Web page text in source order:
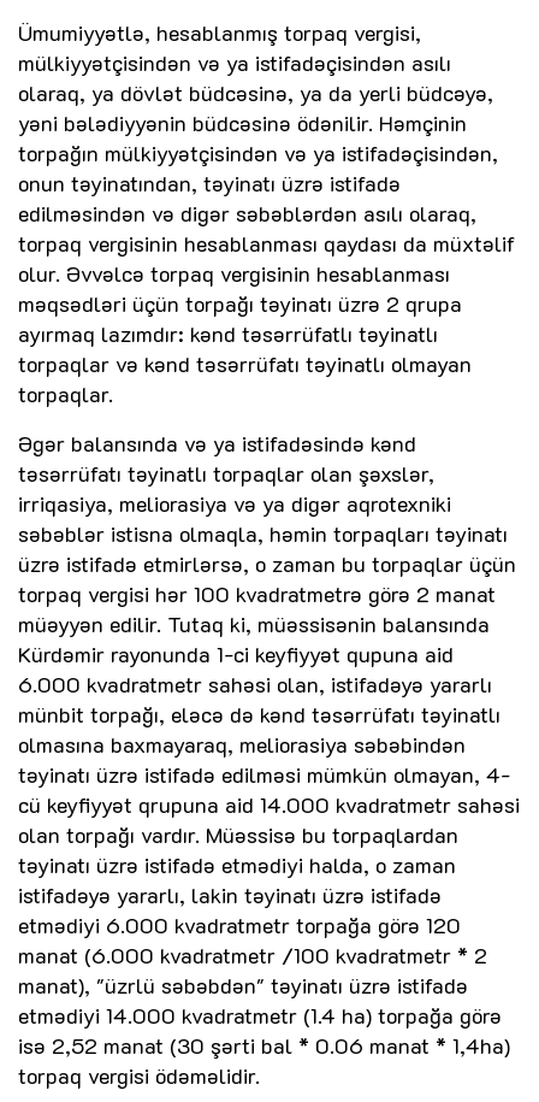
Ümumiyyətlə, hesablanmış torpaq vergisi,
mülkiyyətçisindən və ya istifadəçisindən asılı
olaraq, ya dövlət büdcəsinə, ya da yerli büdcəyə,
yəni bələdiyyənin büdcəsinə ödənilir. Həmçinin
torpağın mülkiyyətçisindən və ya istifadəçisindən,
onun təyinatından, təyinatı üzrə istifadə
edilməsindən və digər səbəblərdən asılı olaraq,
torpaq vergisinin hesablanması qaydası da müxtəlif
olur. Əvvəlcə torpaq vergisinin hesablanması
məqsədləri üçün torpağı təyinatı üzrə 2 qrupa
ayırmaq lazımdır: kənd təsərrüfatlı təyinatlı
torpaqlar və kənd təsərrüfatı təyinatlı olmayan
torpaqlar.
Əgər balansında və ya istifadəsində kənd
təsərrüfatı təyinatlı torpaqlar olan şəxslər,
irriqasiya, meliorasiya və ya digər aqrotexniki
səbəblər istisna olmaqla, həmin torpaqları təyinatı
üzrə istifadə etmirlərsə, o zaman bu torpaqlar üçün
torpaq vergisi hər 100 kvadratmetrə görə 2 manat
müəyyən edilir. Tutaq ki, müəssisənin balansında
Kürdəmir rayonunda 1-ci keyfiyyət qupuna aid
6.000 kvadratmetr sahəsi olan, istifadəyə yararlı
münbit torpağı, eləcə də kənd təsərrüfatı təyinatlı
olmasına baxmayaraq, meliorasiya səbəbindən
təyinatı üzrə istifadə edilməsi mümkün olmayan, 4-
cü keyfiyyət qrupuna aid 14.000 kvadratmetr sahəsi
olan torpağı vardır. Müəssisə bu torpaqlardan
təyinatı üzrə istifadə etmədiyi halda, o zaman
istifadəyə yararlı, lakin təyinatı üzrə istifadə
etmədiyi 6.000 kvadratmetr torpağa görə 120
manat (6.000 kvadratmetr /100 kvadratmetr * 2
manat), "üzrlü səbəbdən" təyinatı üzrə istifadə
etmədiyi 14.000 kvadratmetr (1.4 ha) torpağa görə
isə 2,52 manat (30 şərti bal * 0.06 manat * 1,4ha)
torpaq vergisi ödəməlidir.